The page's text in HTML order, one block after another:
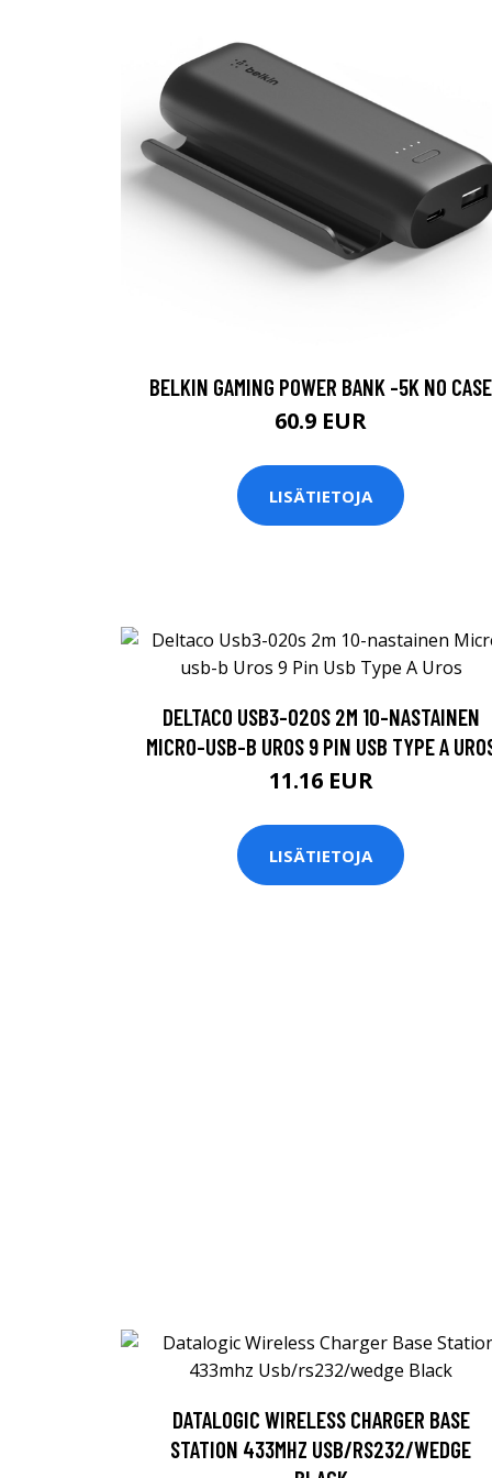
BELKIN GAMING POWER BANK -5K NO CASE
60.9 EUR
LISÄTIETOJA
DELTACO USB3-020S 2M 10-NASTAINEN
MICRO-USB-B UROS 9 PIN USB TYPE A
11.16 EUR
LISÄTIETOJA
DATALOGIC WIRELESS CHARGER BASE
STATION 433MHZ USB/RS232/WEDGE